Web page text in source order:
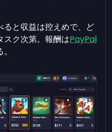
ると収益は控えめで、ど
スク次第。報酬はPayPal